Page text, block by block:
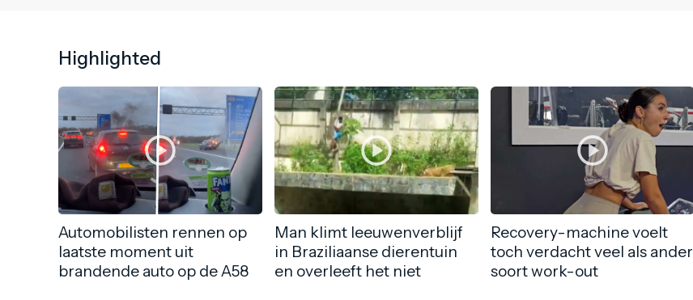
Highlighted
Automobilisten rennen op
laatste moment uit
brandende auto op de A58
Man klimt leeuwenverblijf
in Braziliaanse dierentuin
en overleeft het niet
Recovery-machine voelt
toch verdacht veel als ander
soort work-out